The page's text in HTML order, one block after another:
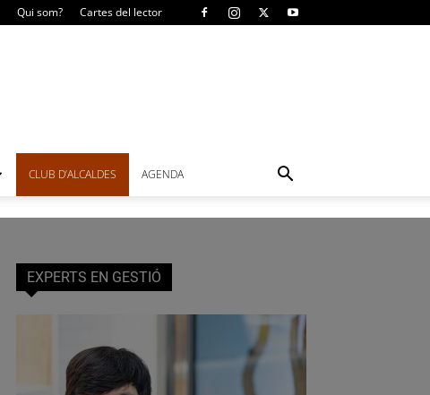
Qui som? Cartes del lector
CLUB D’ALCALDES AGENDA
EXPERTS EN GESTIÓ